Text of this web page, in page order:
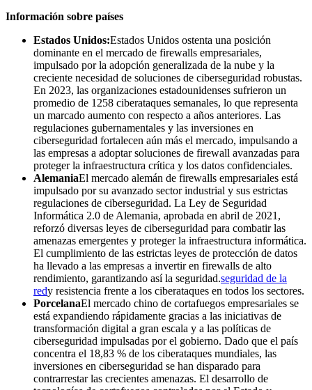
Información sobre países
Estados Unidos:Estados Unidos ostenta una posición
dominante en el mercado de firewalls empresariales,
impulsado por la adopción generalizada de la nube y la
creciente necesidad de soluciones de ciberseguridad robustas.
En 2023, las organizaciones estadounidenses sufrieron un
promedio de 1258 ciberataques semanales, lo que representa
un marcado aumento con respecto a años anteriores. Las
regulaciones gubernamentales y las inversiones en
ciberseguridad fortalecen aún más el mercado, impulsando a
las empresas a adoptar soluciones de firewall avanzadas para
proteger la infraestructura crítica y los datos confidenciales.
AlemaniaEl mercado alemán de firewalls empresariales está
impulsado por su avanzado sector industrial y sus estrictas
regulaciones de ciberseguridad. La Ley de Seguridad
Informática 2.0 de Alemania, aprobada en abril de 2021,
reforzó diversas leyes de ciberseguridad para combatir las
amenazas emergentes y proteger la infraestructura informática.
El cumplimiento de las estrictas leyes de protección de datos
ha llevado a las empresas a invertir en firewalls de alto
rendimiento, garantizando así la seguridad.seguridad de la
redy resistencia frente a los ciberataques en todos los sectores.
PorcelanaEl mercado chino de cortafuegos empresariales se
está expandiendo rápidamente gracias a las iniciativas de
transformación digital a gran escala y a las políticas de
ciberseguridad impulsadas por el gobierno. Dado que el país
concentra el 18,83 % de los ciberataques mundiales, las
inversiones en ciberseguridad se han disparado para
contrarrestar las crecientes amenazas. El desarrollo de